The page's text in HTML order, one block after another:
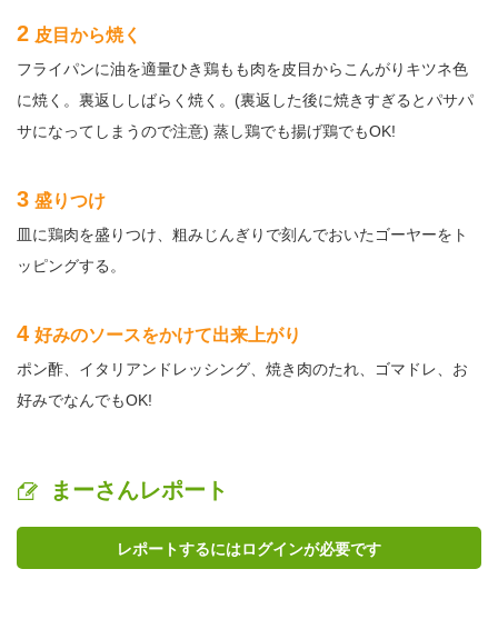
2 皮目から焼く
フライパンに油を適量ひき鶏もも肉を皮目からこんがりキツネ色
に焼く。裏返ししばらく焼く。(裏返した後に焼きすぎるとパサパ
サになってしまうので注意) 蒸し鶏でも揚げ鶏でもOK!
3 盛りつけ
皿に鶏肉を盛りつけ、粗みじんぎりで刻んでおいたゴーヤーをト
ッピングする。
4 好みのソースをかけて出来上がり
ポン酢、イタリアンドレッシング、焼き肉のたれ、ゴマドレ、お
好みでなんでもOK!
まーさんレポート
レポートするにはログインが必要です